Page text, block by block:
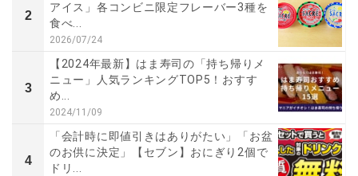
2
アイス」各コンビニ限定フレーバー3種を
食べ...
2026/07/24
3
【2024年最新】はま寿司の「持ち帰りメ
ニュー」人気ランキングTOP5！おすす
め...
2024/11/09
4
「会計時に即値引きはありがたい」「お盆
のお供に決定」【セブン】おにぎり2個で
ドリ...